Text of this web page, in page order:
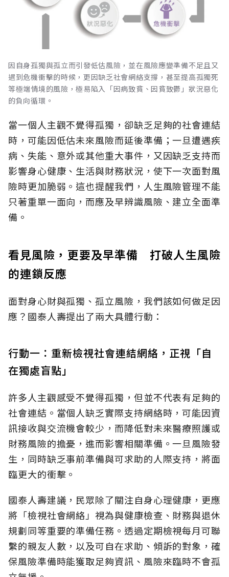
因自身孤獨與孤立而引發低估風險，並在風險應變準備不足且又
遇到危機衝擊的時候，更因缺乏社會網絡支撐，甚至提高孤獨死
等極端情境的風險，極易陷入「因病致貧、因貧致鬱」狀況惡化
的負向循環。
當一個人主觀不覺得孤獨，卻缺乏足夠的社會連結
時，可能因低估未來風險而延後準備；一旦遭遇疾
病、失能、意外或其他重大事件，又因缺乏支持而
影響身心健康、生活與財務狀況，使下一次面對風
險時更加脆弱。這也提醒我們，人生風險管理不能
只著重單一面向，而應及早辨識風險、建立全面準
備。
看見風險，更要及早準備 打破人生風險
的連鎖反應
面對身心財與孤獨、孤立風險，我們該如何做足因
應？國泰人壽提出了兩大具體行動：
行動一：重新檢視社會連結網絡，正視「自
在獨處盲點」
許多人主觀感受不覺得孤獨，但並不代表有足夠的
社會連結。當個人缺乏實際支持網絡時，可能因資
訊接收與交流機會較少，而降低對未來醫療照護或
財務風險的擔憂，進而影響相關準備。一旦風險發
生，同時缺乏事前準備與可求助的人際支持，將面
臨更大的衝擊。
國泰人壽建議，民眾除了關注自身心理健康，更應
將「檢視社會網絡」視為與健康檢查、財務與退休
規劃同等重要的準備任務。透過定期檢視每月可聯
繫的親友人數，以及可自在求助、傾訴的對象，確
保風險準備時能獲取足夠資訊、風險來臨時不會孤